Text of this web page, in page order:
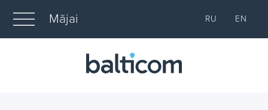
Mājai RU EN